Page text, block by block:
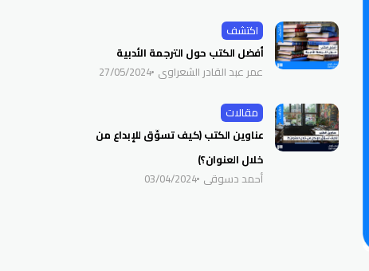
اكتشف
أفضل الكتب حول الترجمة الأدبية
عمر عبد القادر الشعراوي 27/05/2024
مقالات
عناوين الكتب (كيف تسوِّق للإبداع من
خلال العنوان؟)
أحمد دسوقي 03/04/2024